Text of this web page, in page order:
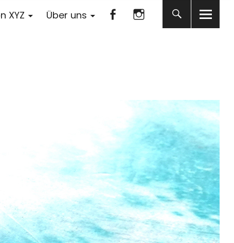
XYZ Über uns
FacebookInstagram